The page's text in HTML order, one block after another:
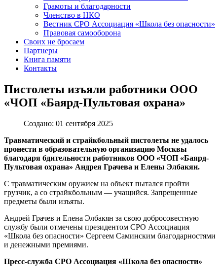
Грамоты и благодарности
Членство в НКО
Вестник СРО Ассоциация «Школа без опасности»
Правовая самооборона
Своих не бросаем
Партнеры
Книга памяти
Контакты
Пистолеты изъяли работники ООО
«ЧОП «Баярд-Пультовая охрана»
Создано: 01 сентября 2025
Травматический и страйкбольный пистолеты не удалось
пронести в образовательную организацию Москвы
благодаря бдительности работников ООО «ЧОП «Баярд-
Пультовая охрана» Андрея Грачева и Елены Элбакян.
С травматическим оружием на объект пытался пройти
грузчик, а со страйкбольным — учащийся. Запрещенные
предметы были изъяты.
Андрей Грачев и Елена Элбакян за свою добросовестную
службу были отмечены президентом СРО Ассоциация
«Школа без опасности» Сергеем Саминским благодарностями
и денежными премиями.
Пресс-служба СРО Ассоциация «Школа без опасности»